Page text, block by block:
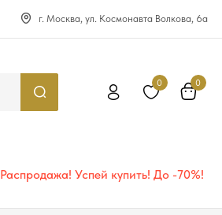
г. Москва, ул. Космонавта Волкова, 6а
0 0
Распродажа! Успей купить! До -70%!